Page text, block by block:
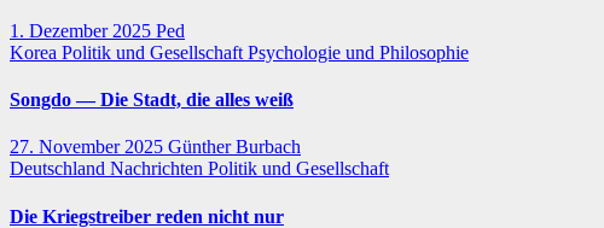
1. Dezember 2025 Ped
Korea Politik und Gesellschaft Psychologie und Philosophie
Songdo — Die Stadt, die alles weiß
27. November 2025 Günther Burbach
Deutschland Nachrichten Politik und Gesellschaft
Die Kriegstreiber reden nicht nur